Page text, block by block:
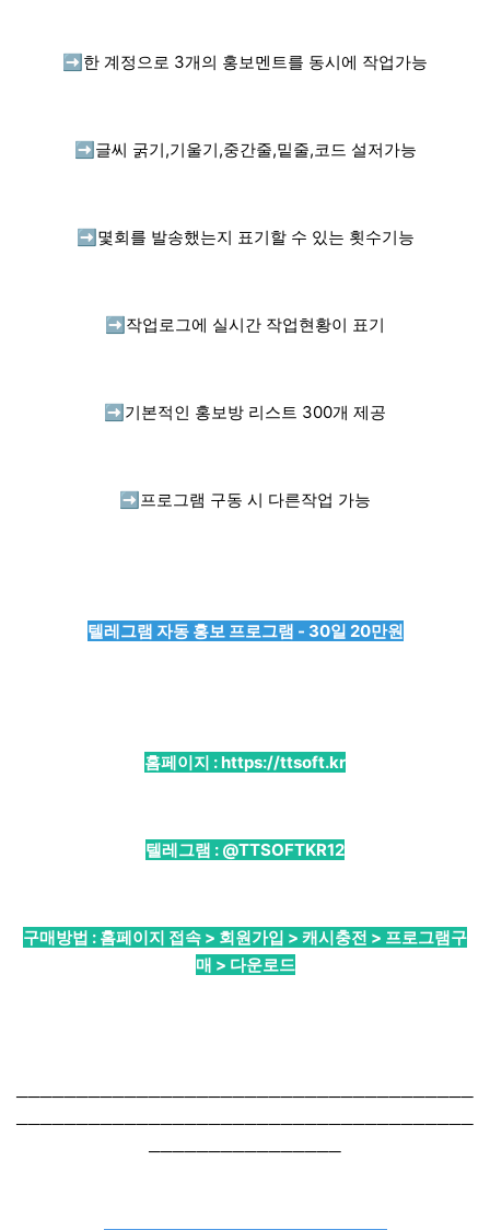
➡️ 한 계정으로 3개의 홍보멘트를 동시에 작업가능
➡️ 글씨 굵기,기울기,중간줄,밑줄,코드 설저가능
➡️ 몇회를 발송했는지 표기할 수 있는 횟수기능
➡️ 작업로그에 실시간 작업현황이 표기
➡️ 기본적인 홍보방 리스트 300개 제공
➡️ 프로그램 구동 시 다른작업 가능
텔레그램 자동 홍보 프로그램 - 30일 20만원
홈페이지 :https://ttsoft.kr
텔레그램 : @TTSOFTKR12
구매방법 : 홈페이지 접속 > 회원가입 > 캐시충전 > 프로그램구
매 > 다운로드
──────────────────────────────────────
──────────────────────────────────────
────────────────